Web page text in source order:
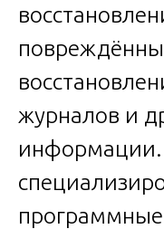
журналов и
информации.
программные